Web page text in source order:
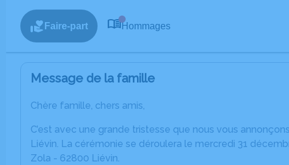
Faire-part Hommages
Message de la famille
Chère famille, chers amis,
C’est avec une grande tristesse que nous vous
Liévin. La cérémonie se déroulera le mercredi 31
Zola - 62800 Liévin.